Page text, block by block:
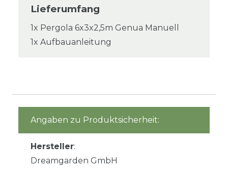
Lieferumfang
1x Pergola 6x3x2,5m Genua Manuell
1x Aufbauanleitung
Angaben zu Produktsicherheit:
Hersteller:
Dreamgarden GmbH